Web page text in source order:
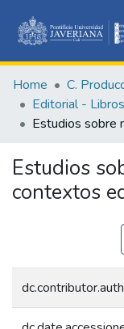
Home C.
Estudios
contextos